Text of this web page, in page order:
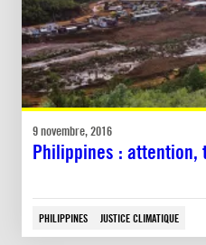
9 novembre, 2016
Philippines : attention,
PHILIPPINES JUSTICE CLIMATIQUE